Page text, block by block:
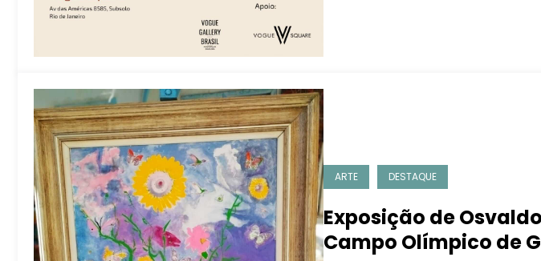
ARTE DESTAQUE
Exposição de
Campo Olímpico de